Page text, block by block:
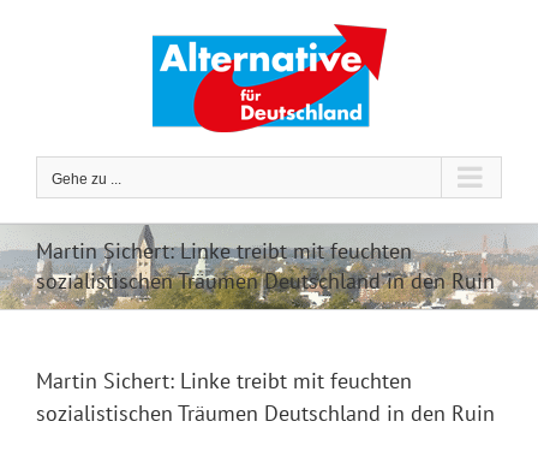
Gehe zu ...
Martin Sichert: Linke treibt mit feuchten
sozialistischen Träumen Deutschland in den Ruin
Martin Sichert: Linke treibt mit feuchten
sozialistischen Träumen Deutschland in den Ruin